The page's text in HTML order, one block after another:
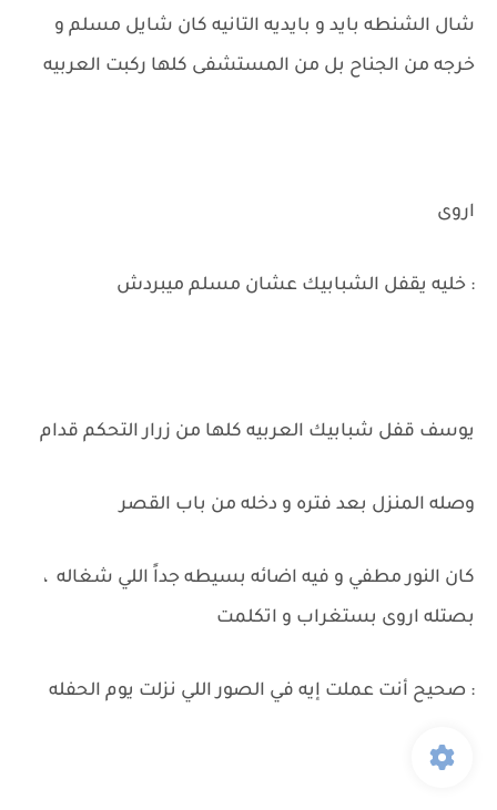
شال الشنطه بايد و بايديه التانيه كان شايل مسلم و
خرجه من الجناح بل من المستشفى كلها ركبت العربيه
اروى
: خليه يقفل الشبابيك عشان مسلم ميبردش
يوسف قفل شبابيك العربيه كلها من زرار التحكم قدام
وصله المنزل بعد فتره و دخله من باب القصر
كان النور مطفي و فيه اضائه بسيطه جداً اللي شغاله ،
بصتله اروى بستغراب و اتكلمت
: صحيح أنت عملت إيه في الصور اللي نزلت يوم الحفله